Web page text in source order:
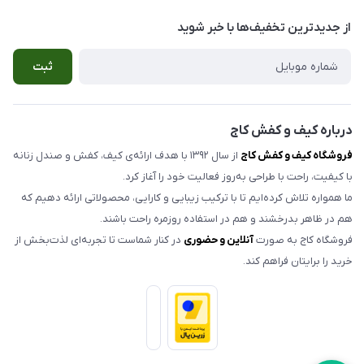
کیف زنانه
مدلهای تک سایز و حراجی
راهنمای سفارش
تماس با ما
از جدید‌ترین تخفیف‌ها با‌ خبر شوید
ثبت
درباره کیف و کفش کاج
فروشگاه کیف و کفش کاج
از سال ۱۳۹۲ با هدف ارائه‌ی کیف، کفش و صندل زنانه
با کیفیت، راحت با طراحی به‌روز فعالیت خود را آغاز کرد.
ما همواره تلاش کرده‌ایم تا با ترکیب زیبایی و کارایی، محصولاتی ارائه دهیم که
هم در ظاهر بدرخشند و هم در استفاده روزمره راحت باشند.
فروشگاه کاج به صورتآنلاین و حضوری در کنار شماست تا تجربه‌ای لذت‌بخش از
خرید را برایتان فراهم کند.